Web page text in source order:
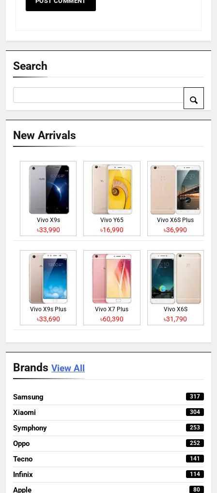
Search
New Arrivals
Vivo X9s
৳33,990
Vivo Y65
৳16,990
Vivo X6S Plus
৳36,990
Vivo X9s Plus
৳33,690
Vivo X7 Plus
৳60,390
Vivo X6S
৳31,790
Brands View All
Samsung 317
Xiaomi 304
Symphony 253
Oppo 252
Tecno 141
Infinix 114
Apple 80